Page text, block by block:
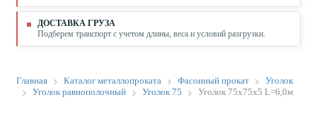
ДОСТАВКА ГРУЗА
Подберем транспорт с учетом длины, веса и условий разгрузки.
Главная Каталог металлопроката Фасонный прокат
Уголок
Уголок равнополочный
Уголок 75 Уголок 75х75х5 L=6,0м